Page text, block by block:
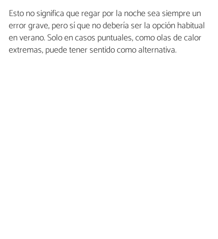
Esto no significa que regar por la noche sea siempre un
error grave, pero sí que no debería ser la opción habitual
en verano. Solo en casos puntuales, como olas de calor
extremas, puede tener sentido como alternativa.